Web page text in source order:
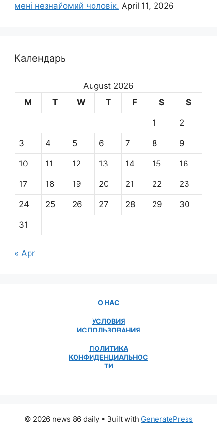
мені незнайомий чоловік. April 11, 2026
Календарь
August 2026
M
T W T F S S
1 2
3 4 5 6 7 8 9
10 11 12 13 14 15 16
17 18 19 20 21 22 23
24 25 26 27 28 29 30
31
« Apr
О НАС
УСЛОВИЯ
ИСПОЛЬЗОВАНИЯ
ПОЛИТИКА
КОНФИДЕНЦИАЛЬНОС
ТИ
© 2026 news 86 daily • Built with GeneratePress